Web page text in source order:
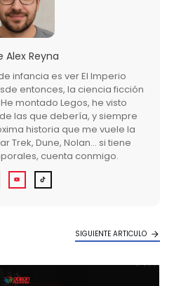
Alex Reyna
infancia es ver El Imperio
entonces, la ciencia ficción
montado Legos, he visto
las que debería, y siempre
historia que me vuele la
Trek, Dune, Nolan… si tiene
cuenta conmigo.
SIGUIENTE ARTICULO